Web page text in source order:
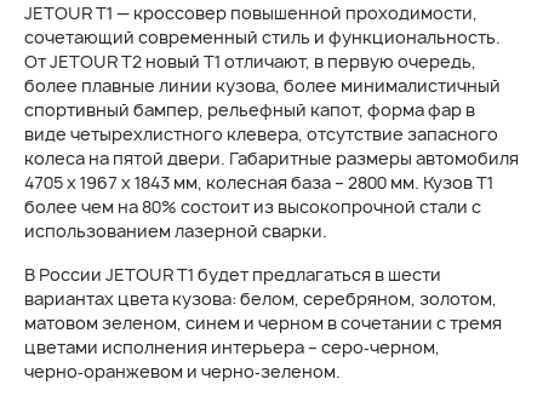
JETOUR T1 — кроссовер повышенной проходимости,
сочетающий современный стиль и функциональность.
От JETOUR T2 новый T1 отличают, в первую очередь,
более плавные линии кузова, более минималистичный
спортивный бампер, рельефный капот, форма фар в
виде четырехлистного клевера, отсутствие запасного
колеса на пятой двери. Габаритные размеры автомобиля
4705 х 1967 х 1843 мм, колесная база – 2800 мм. Кузов Т1
более чем на 80% состоит из высокопрочной стали c
использованием лазерной сварки.
В России JETOUR T1 будет предлагаться в шести
вариантах цвета кузова: белом, серебряном, золотом,
матовом зеленом, синем и черном в сочетании с тремя
цветами исполнения интерьера – серо‑черном,
черно‑оранжевом и черно‑зеленом.